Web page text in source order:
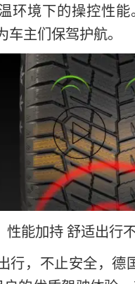
环境下的操控性能
车主们保驾护航。
性能加持 舒适出行
行，不止安全，德